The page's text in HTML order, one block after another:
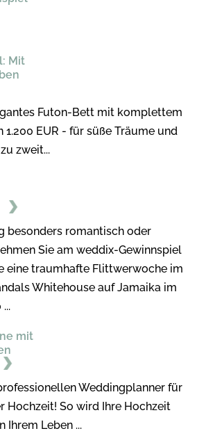
Mit
Futon-Bett mit komplettem
EUR - für süße Träume und
zweit...
besonders romantisch oder
Sie am weddix-Gewinnspiel
eine traumhafte Flittwerwoche im
Whitehouse auf Jamaika im
mit
Weddingplanner für
Hochzeit! So wird Ihre Hochzeit
Ihrem Leben ...